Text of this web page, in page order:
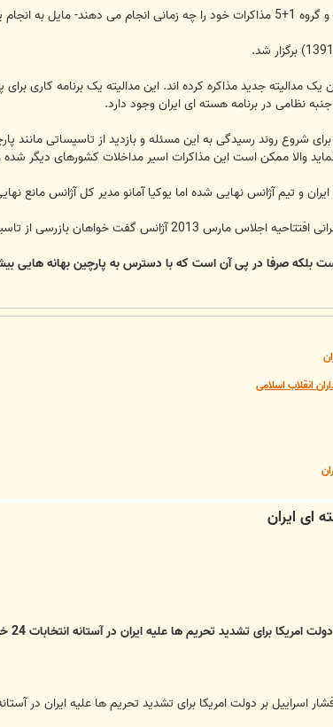
با ایران باشد.
نظامی در برنامه هسته ای ایران وجود دارد.
برای شروع روند رسیدگی به این مسئله و بازدید از تاسیساتی
والا ممکن است این مذاکرات اسیر مداخلات کشورهای دیگر شده
و تیم آژانس نهایی شده اما یوکیا آمانو مدیر کل آژانس مانع
از تاسیسات ایران بدون وجود یک مدالیته است.
صرفا در پی آن است که با دسترس به پارچین بهانه هایی
انقلاب اسلامی
ها علیه ایران در آستانه انتخابات 24 خرداد (14 ژوئن) بسیار سنگین شده است.
برای تشدید تحریم ها علیه ایران در آستانه انتخابات 24 خرداد (14 ژوئن) بسیار